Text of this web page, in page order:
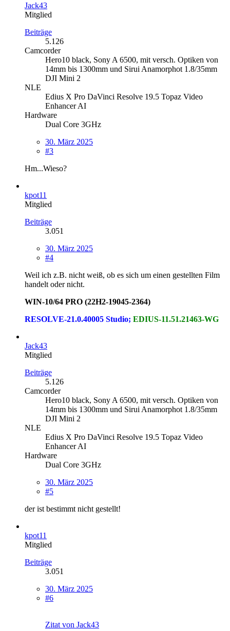
Jack43
Mitglied
Beiträge
5.126
Camcorder
Hero10 black, Sony A 6500, mit versch. Optiken von
14mm bis 1300mm und Sirui Anamorphot 1.8/35mm
DJI Mini 2
NLE
Edius X Pro DaVinci Resolve 19.5 Topaz Video
Enhancer AI
Hardware
Dual Core 3GHz
30. März 2025
#3
Hm...Wieso?
kpot11
Mitglied
Beiträge
3.051
30. März 2025
#4
Weil ich z.B. nicht weiß, ob es sich um einen gestellten Film
handelt oder nicht.
WIN-10/64 PRO (22H2-19045-2364)
RESOLVE-21.0.40005 Studio; EDIUS-11.51.21463-WG
Jack43
Mitglied
Beiträge
5.126
Camcorder
Hero10 black, Sony A 6500, mit versch. Optiken von
14mm bis 1300mm und Sirui Anamorphot 1.8/35mm
DJI Mini 2
NLE
Edius X Pro DaVinci Resolve 19.5 Topaz Video
Enhancer AI
Hardware
Dual Core 3GHz
30. März 2025
#5
der ist bestimmt nicht gestellt!
kpot11
Mitglied
Beiträge
3.051
30. März 2025
#6
Zitat von Jack43